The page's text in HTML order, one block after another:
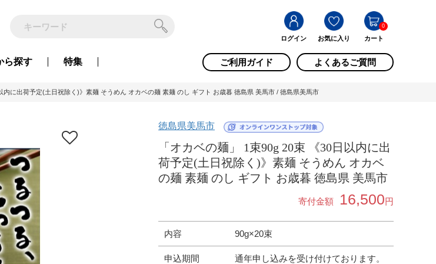
ログイン お気に入り カート
0
ら探す 特集 ご利用ガイド よくあるご質問
内に出荷予定(土日祝除く)》素麺 そうめん オカベの麺 素麺 のし ギフト お歳暮 徳島県 美馬市 / 徳島県美馬市
徳島県美馬市
「オカベの麺」 1束90g 20束 《30日以内に出
荷予定(土日祝除く)》素麺 そうめん オカベ
の麺 素麺 のし ギフト お歳暮 徳島県 美馬市
寄付金額 16,500円
内容 90g×20束
申込期間 通年申し込みを受け付けております。